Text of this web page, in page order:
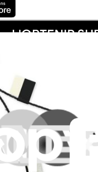
de nouveau chaque semaine